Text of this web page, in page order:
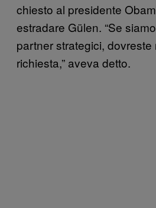
chiesto al presidente
estradare Gülen. “Se
partner strategici, dovreste
richiesta,” aveva detto.